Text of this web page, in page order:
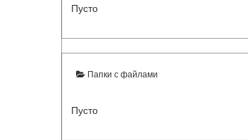
Пусто
Папки с файлами
Пусто